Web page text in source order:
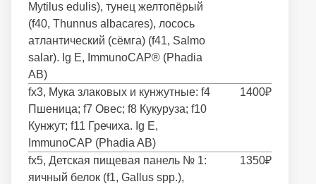
Mytilus edulis), тунец желтопёрый
(f40, Thunnus albacares), лосось
атлантический (сёмга) (f41, Salmo
salar). Ig E, ImmunoCAP® (Phadia
AB)
fx3, Мука злаковых и кунжутные: f4
Пшеница; f7 Овес; f8 Кукуруза; f10
Кунжут; f11 Гречиха. Ig E,
ImmunoCAP (Phadia AB)
1400₽
fx5, Детская пищевая панель № 1:
яичный белок (f1, Gallus spp.),
1350₽